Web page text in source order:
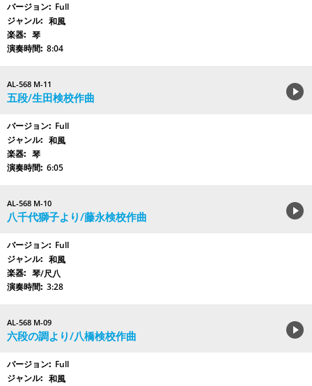
Full
和風
琴
8:04
AL-568 M-11
五段/生田検校作曲
Full
和風
琴
6:05
AL-568 M-10
八千代獅子より/藤永検校作曲
Full
和風
琴/尺八
3:28
AL-568 M-09
六段の調より/八橋検校作曲
Full
和風